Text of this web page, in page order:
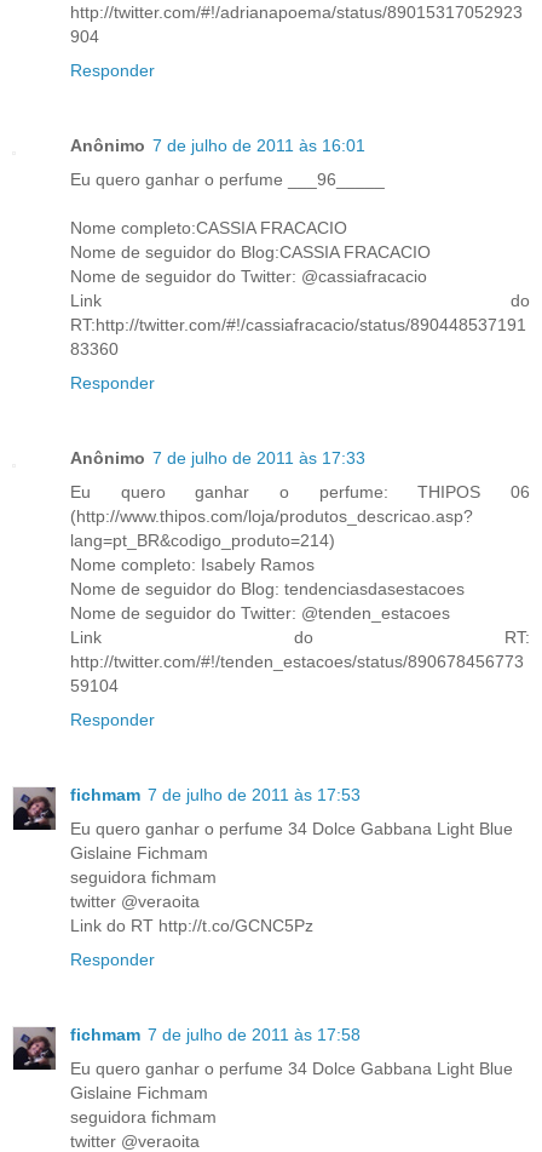
http://twitter.com/#!/adrianapoema/status/89015317052923
904
Responder
Anônimo 7 de julho de 2011 às 16:01
Eu quero ganhar o perfume ___96_____
Nome completo:CASSIA FRACACIO
Nome de seguidor do Blog:CASSIA FRACACIO
Nome de seguidor do Twitter: @cassiafracacio
Link do
RT:http://twitter.com/#!/cassiafracacio/status/890448537191
83360
Responder
Anônimo 7 de julho de 2011 às 17:33
Eu quero ganhar o perfume: THIPOS 06
(http://www.thipos.com/loja/produtos_descricao.asp?
lang=pt_BR&codigo_produto=214)
Nome completo: Isabely Ramos
Nome de seguidor do Blog: tendenciasdasestacoes
Nome de seguidor do Twitter: @tenden_estacoes
Link do RT:
http://twitter.com/#!/tenden_estacoes/status/890678456773
59104
Responder
fichmam 7 de julho de 2011 às 17:53
Eu quero ganhar o perfume 34 Dolce Gabbana Light Blue
Gislaine Fichmam
seguidora fichmam
twitter @veraoita
Link do RT http://t.co/GCNC5Pz
Responder
fichmam 7 de julho de 2011 às 17:58
Eu quero ganhar o perfume 34 Dolce Gabbana Light Blue
Gislaine Fichmam
seguidora fichmam
twitter @veraoita